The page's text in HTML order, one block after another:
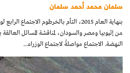
سلمان محمد أحمد سلمان
بنهاية العام 2015، التأم بالخرطوم الاجتماع
من إثيوبيا ومصر والسودان، لمناقشة المسائل
النهضة. الاجتماع مواصلةً لاجتماع الوزراء...